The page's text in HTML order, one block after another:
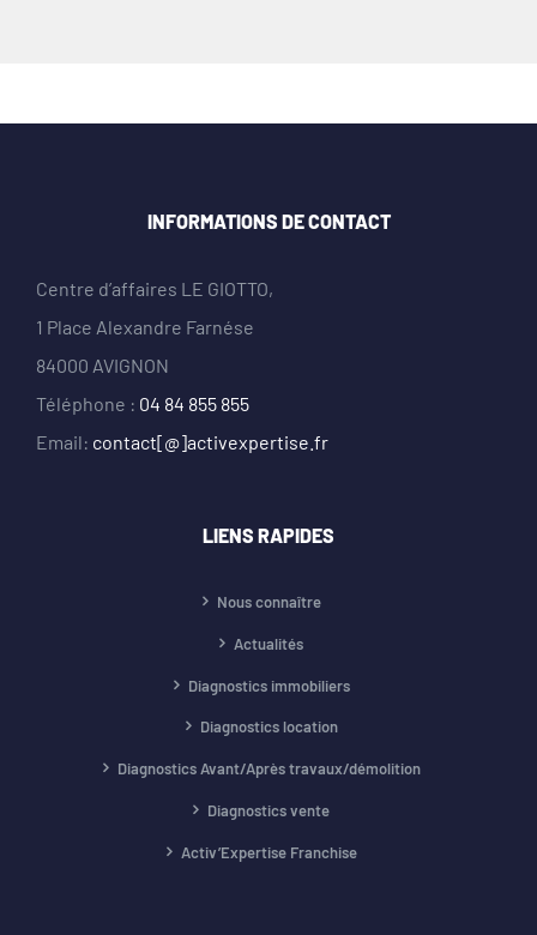
INFORMATIONS DE CONTACT
Centre d’affaires LE GIOTTO,
1 Place Alexandre Farnése
84000 AVIGNON
Téléphone : 04 84 855 855
Email: contact[@]activexpertise.fr
LIENS RAPIDES
Nous connaître
Actualités
Diagnostics immobiliers
Diagnostics location
Diagnostics Avant/Après travaux/démolition
Diagnostics vente
Activ’Expertise Franchise